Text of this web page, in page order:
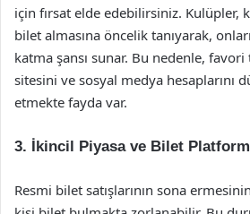
için fırsat elde edebilirsiniz. Kulüpler,
bilet almasına öncelik tanıyarak,
katma şansı sunar. Bu nedenle, favori
sitesini ve sosyal medya hesaplarını
etmekte fayda var.
3. İkincil Piyasa ve Bilet
Resmi bilet satışlarının sona